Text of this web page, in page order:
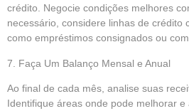
crédito. Negocie condições melhores
necessário, considere linhas de crédito
como empréstimos consignados ou
7. Faça Um Balanço Mensal e Anual
Ao final de cada mês, analise suas
Identifique áreas onde pode melhorar